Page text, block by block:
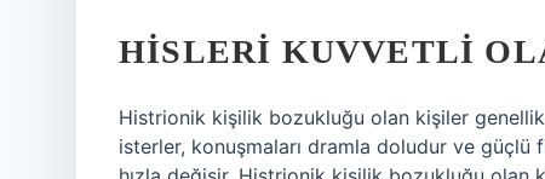
HISLERI KUVVETLI
Histrionik kişilik bozukluğu olan kişiler
isterler, konuşmaları dramla doludur ve